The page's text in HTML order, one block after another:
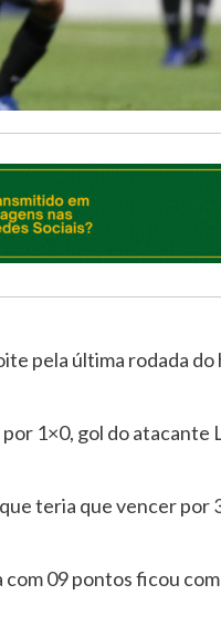
pela última rodada do
1×0, gol do atacante
teria que vencer por
09 pontos ficou